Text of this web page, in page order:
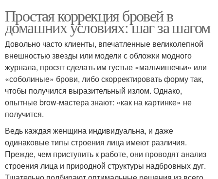
Простая коррекция бровей в
домашних условиях: шаг за шагом
Довольно часто клиенты, впечатленные великолепной
внешностью звезды или модели с обложки модного
журнала, просят сделать им густые «мальчишечьи» или
«соболиные» брови, либо скорректировать форму так,
чтобы получился выразительный излом. Однако,
опытные brow-мастера знают: «как на картинке» не
получится.
Ведь каждая женщина индивидуальна, и даже
одинаковые типы строения лица имеют различия.
Прежде, чем приступить к работе, они проводят анализ
строения лица и природной структуры надбровных дуг.